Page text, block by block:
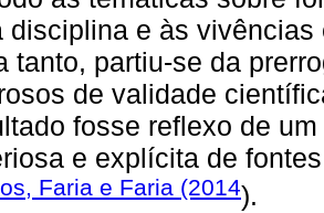
disciplina e às
tanto, partiu-se da
de validade
fosse reflexo de
e explícita de
Faria e Faria (2014).